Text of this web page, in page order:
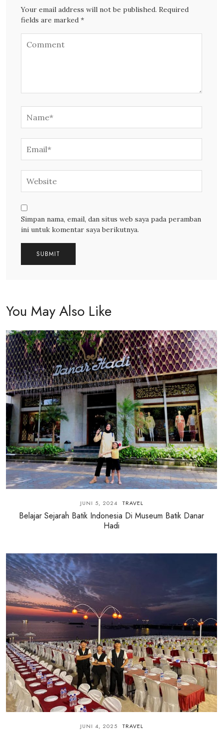
Your email address will not be published. Required
fields are marked *
Simpan nama, email, dan situs web saya pada peramban
ini untuk komentar saya berikutnya.
You May Also Like
JUNI 5, 2024 TRAVEL
Belajar Sejarah Batik Indonesia Di Museum Batik Danar
Hadi
JUNI 4, 2025 TRAVEL